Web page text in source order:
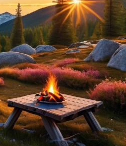
Кипр: сочетание солнца,
пляжей и истории